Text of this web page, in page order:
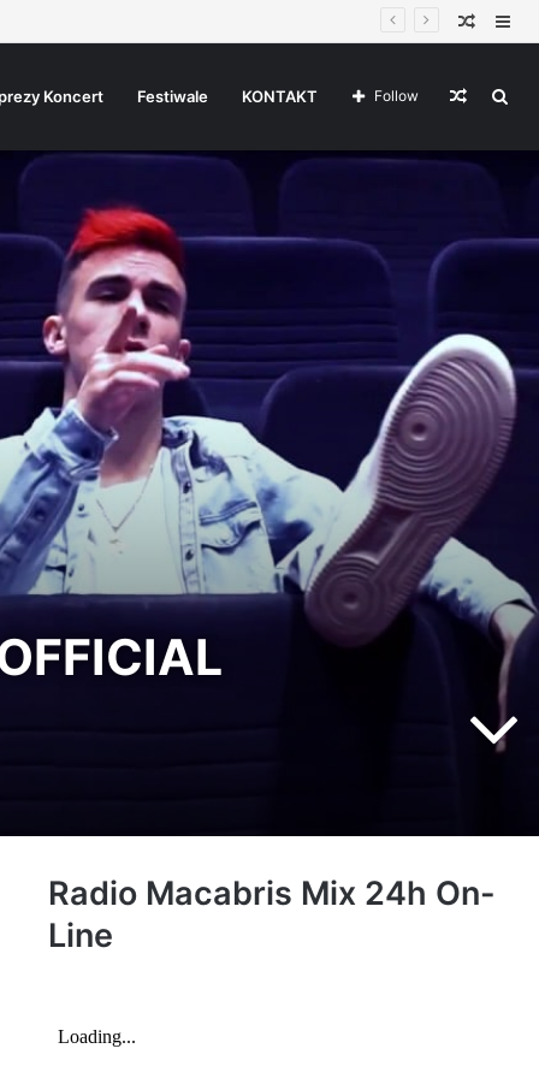
Random
Koncert Festiwale KONTAKT Random
Follow
Radio Macabris Mix 24h On-
Line